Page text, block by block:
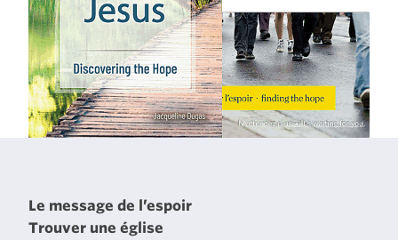
Le message de l’espoir
Trouver une église